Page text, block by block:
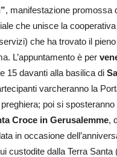
, manifestazione promossa
che unisce la
che ha trovato il
L’appuntamento è per
15 davanti alla basilica di
varcheranno la
poi si
Croce in Gerusalemme,
in occasione
custodite dalla Terra Santa